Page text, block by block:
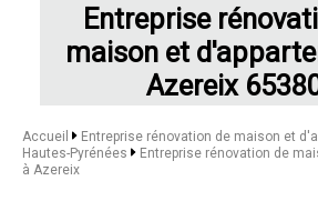
Entreprise
maison et
Azereix
Accueil
Entreprise rénovation de maison et
Hautes-Pyrénées
Entreprise rénovation de
à Azereix